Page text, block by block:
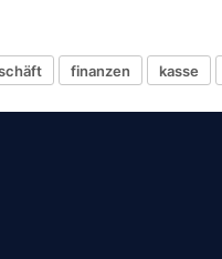
finanzen kasse